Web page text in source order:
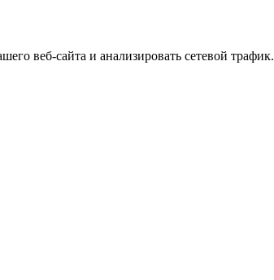
веб-сайта и анализировать сетевой трафик.